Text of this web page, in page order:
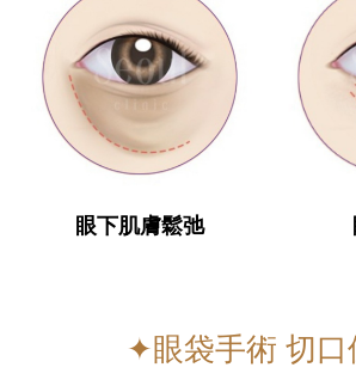
眼下肌膚鬆弛
✦眼袋手術 切口